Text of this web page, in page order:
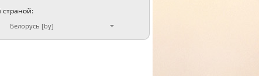
страной:
Белорусь [by]